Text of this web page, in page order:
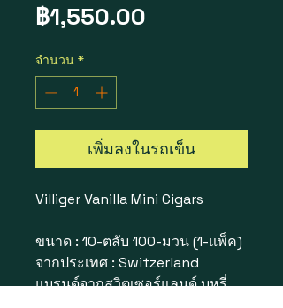
฿1,550.00
จำนวน *
เพิ่มลงในรถเข็น
Villiger Vanilla Mini Cigars
ขนาด : 10-ตลับ 100-มวน (1-แพ็ค)
จากประเทศ : Switzerland
แบรนด์จากสวิตเซอร์แลนด์ บุหรี่